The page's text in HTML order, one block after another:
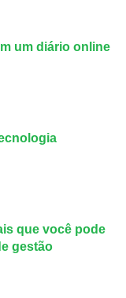
um diário online
que você pode
gestão